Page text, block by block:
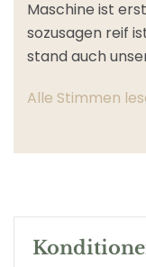
Maschine ist
sozusagen reif
stand auch
Alle Stimmen